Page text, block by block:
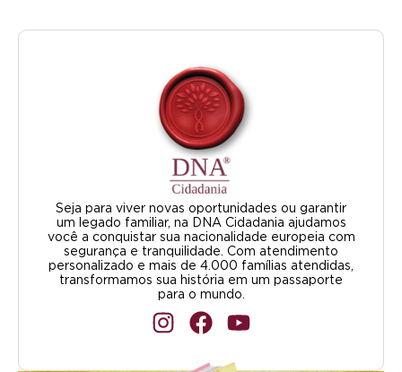
Seja para viver novas oportunidades ou garantir
um legado familiar, na DNA Cidadania ajudamos
você a conquistar sua nacionalidade europeia com
segurança e tranquilidade. Com atendimento
personalizado e mais de 4.000 famílias atendidas,
transformamos sua história em um passaporte
para o mundo.